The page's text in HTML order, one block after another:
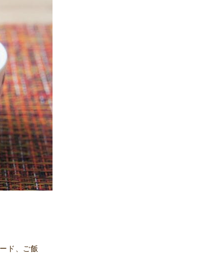
ド、ご飯